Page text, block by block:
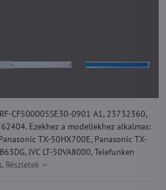
CF500005SE30-0901 A1, 23732360,
Ezekhez a modellekhez alkalmas:
TX-50HX700E, Panasonic TX-
JVC LT-50VA8000, Telefunken
Részletek